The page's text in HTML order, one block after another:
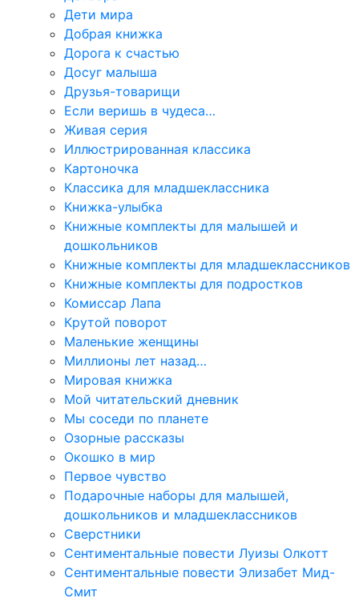
Дети мира
Добрая книжка
Дорога к счастью
Досуг малыша
Друзья-товарищи
Если веришь в чудеса…
Живая серия
Иллюстрированная классика
Картоночка
Классика для младшеклассника
Книжка-улыбка
Книжные комплекты для малышей и
дошкольников
Книжные комплекты для младшеклассников
Книжные комплекты для подростков
Комиссар Лапа
Крутой поворот
Маленькие женщины
Миллионы лет назад…
Мировая книжка
Мой читательский дневник
Мы соседи по планете
Озорные рассказы
Окошко в мир
Первое чувство
Подарочные наборы для малышей,
дошкольников и младшеклассников
Сверстники
Сентиментальные повести Луизы Олкотт
Сентиментальные повести Элизабет Мид-
Смит